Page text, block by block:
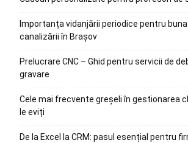
Importanța vidanjării periodice pentru
canalizării în Brașov
Prelucrare CNC – Ghid pentru servicii de
gravare
Cele mai frecvente greșeli în gestionarea
le eviți
De la Excel la CRM: pasul esențial pentru